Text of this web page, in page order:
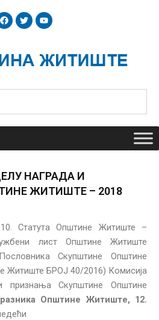
F
a
c
o
o
T
w
i
e
r
Y
o
u
b
e
НАГРАДА И
ЖИТИШТЕ – 2018
Статута Општине Житиште –
лист Општине Житиште
Скупштине Општине
Житиште БРОЈ 40/2016) Комисија
Скупштине Општине
Општине Житиште, 12.